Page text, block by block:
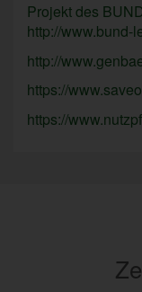
Projekt des
http://www.bund-
http://
https://
https://